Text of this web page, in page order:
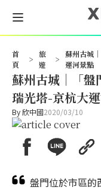
首
頁
>
旅
遊
>
蘇州古城│
運河景點
蘇州古城│「盤
瑞光塔-京杭大
By欣中國2020/03/10
盤門位於市區的